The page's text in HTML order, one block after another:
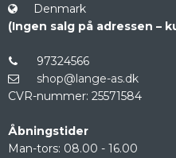
Denmark
(Ingen salg på adressen –
97324566
shop@lange-as.dk
CVR-nummer: 25571584
Åbningstider
Man-tors: 08.00 - 16.00